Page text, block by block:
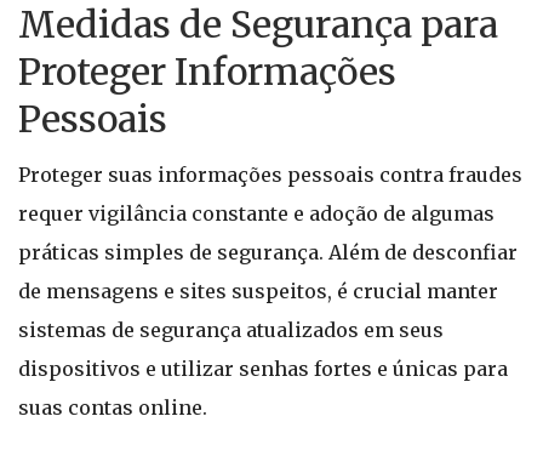
Medidas de Segurança para
Proteger Informações
Pessoais
Proteger suas informações pessoais contra fraudes
requer vigilância constante e adoção de algumas
práticas simples de segurança. Além de desconfiar
de mensagens e sites suspeitos, é crucial manter
sistemas de segurança atualizados em seus
dispositivos e utilizar senhas fortes e únicas para
suas contas online.